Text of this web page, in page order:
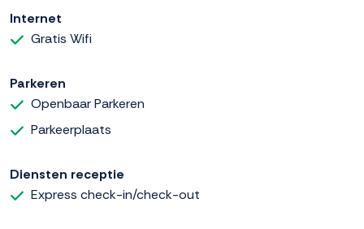
Internet
Gratis Wifi
Parkeren
Openbaar Parkeren
Parkeerplaats
Diensten receptie
Express check-in/check-out